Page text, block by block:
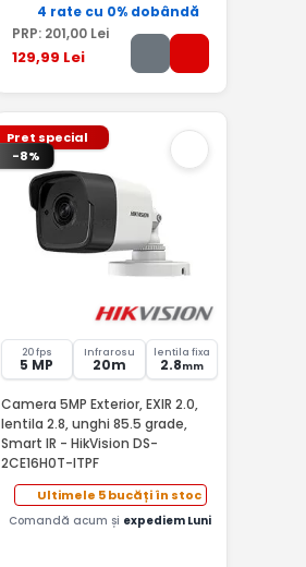
4 rate cu 0% dobândă
PRP: 201,00Lei
129,99 Lei
Pret special
-8%
20 fps
5 MP
Infrarosu
20m
lentila fixa
2.8mm
Camera 5MP Exterior, EXIR 2.0,
lentila 2.8, unghi 85.5 grade,
Smart IR - HikVision DS-
2CE16H0T-ITPF
Ultimele 5 bucăți în stoc
Comandă acum și expediem Luni